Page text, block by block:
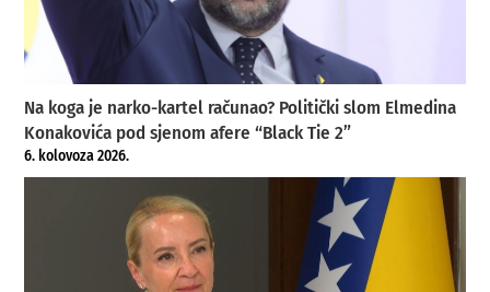
Na koga je narko-kartel računao? Politički slom Elmedina
Konakovića pod sjenom afere “Black Tie 2”
6. kolovoza 2026.